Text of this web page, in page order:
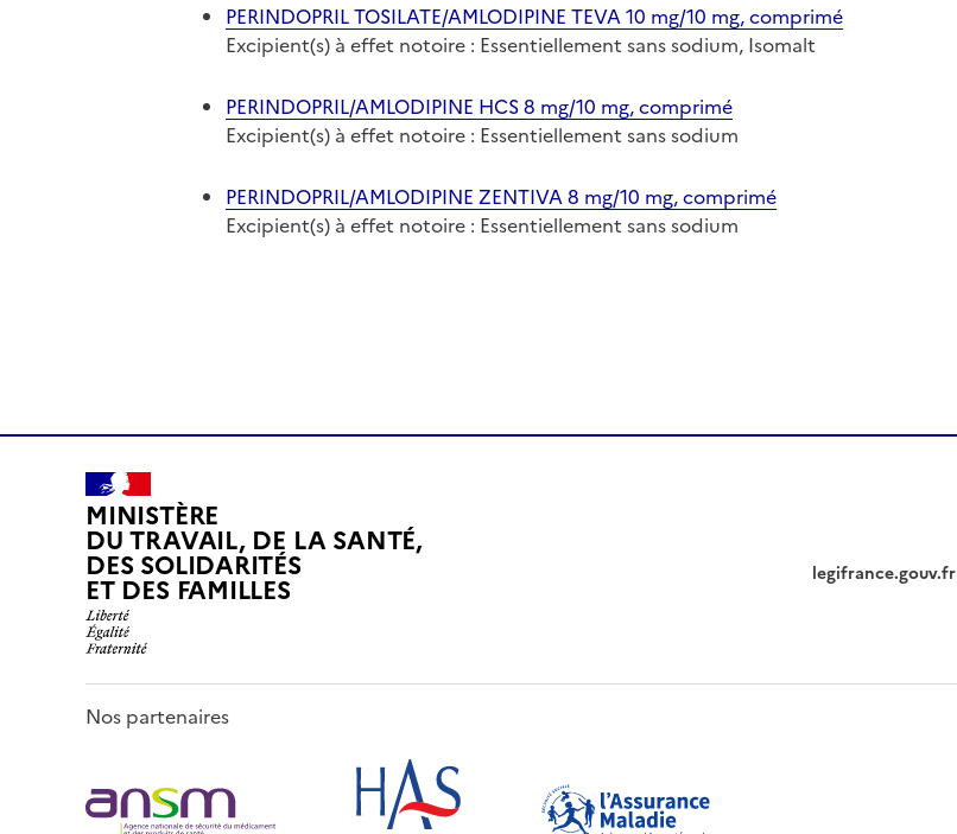
PERINDOPRIL TOSILATE/AMLODIPINE TEVA 10 mg/10 mg, comprimé
Excipient(s) à effet notoire : Essentiellement sans sodium, Isomalt
PERINDOPRIL/AMLODIPINE HCS 8 mg/10 mg, comprimé
Excipient(s) à effet notoire : Essentiellement sans sodium
PERINDOPRIL/AMLODIPINE ZENTIVA 8 mg/10 mg, comprimé
Excipient(s) à effet notoire : Essentiellement sans sodium
MINISTÈRE
DU TRAVAIL, DE LA SANTÉ,
DES SOLIDARITÉS
ET DES FAMILLES legifrance.gouv.fr
Nos partenaires